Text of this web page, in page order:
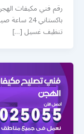
رقم فني مكيفات
باكستاني
تنظيف غسيل […]